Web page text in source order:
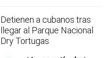
Detienen a cubanos tras
llegar al Parque Nacional
Dry Tortugas